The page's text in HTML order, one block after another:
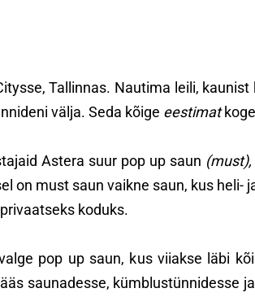
Tallinnas. Nautima leili,
välja. Seda kõige eestimat
Astera suur pop up saun (must),
on must saun vaikne saun, kus
koduks.
pop up saun, kus viiakse läbi
saunadesse, kümblustünnidesse